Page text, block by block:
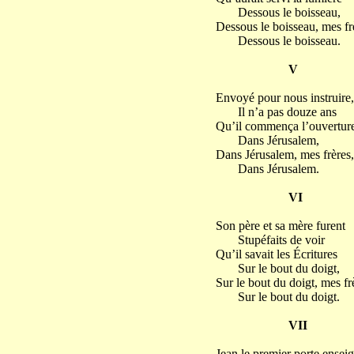
Dessous le boisseau,
Dessous le boisseau, mes
Dessous le boisseau.
V
Envoyé pour nous instruire,
Il n’a pas douze ans
Qu’il commença
Dans Jérusalem,
Dans Jérusalem, mes frères,
Dans Jérusalem.
VI
Son père et sa mère furent
Stupéfaits de voir
Qu’il savait les Écritures
Sur le bout du doigt,
Sur le bout du doigt, mes
Sur le bout du doigt.
VII